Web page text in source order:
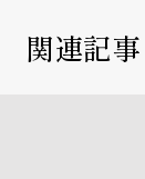
関連記事